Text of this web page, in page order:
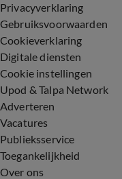
Privacyverklaring
Gebruiksvoorwaarden
Cookieverklaring
Digitale diensten
Cookie instellingen
Upod & Talpa Network
Adverteren
Vacatures
Publieksservice
Toegankelijkheid
Over ons